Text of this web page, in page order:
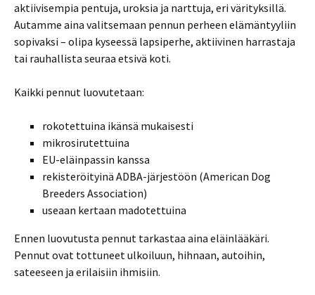
aktiivisempia pentuja, uroksia ja narttuja, eri värityksillä.
Autamme aina valitsemaan pennun perheen elämäntyyliin
sopivaksi – olipa kyseessä lapsiperhe, aktiivinen harrastaja
tai rauhallista seuraa etsivä koti.
Kaikki pennut luovutetaan:
rokotettuina ikänsä mukaisesti
mikrosirutettuina
EU-eläinpassin kanssa
rekisteröityinä ADBA-järjestöön (American Dog
Breeders Association)
useaan kertaan madotettuina
Ennen luovutusta pennut tarkastaa aina eläinlääkäri.
Pennut ovat tottuneet ulkoiluun, hihnaan, autoihin,
sateeseen ja erilaisiin ihmisiin.